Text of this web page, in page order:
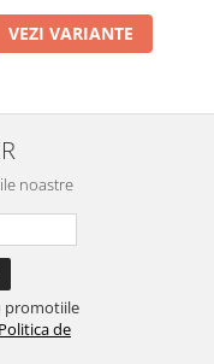
VEZI VARIANTE
noastre
promotiile
Politica de